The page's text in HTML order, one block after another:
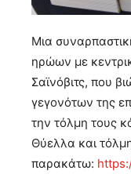
Μια
ηρώων µε
Σαϊνόβιτς, που
γεγονότων της
την τόλµη τους
Θύελλα και
παρακάτω: